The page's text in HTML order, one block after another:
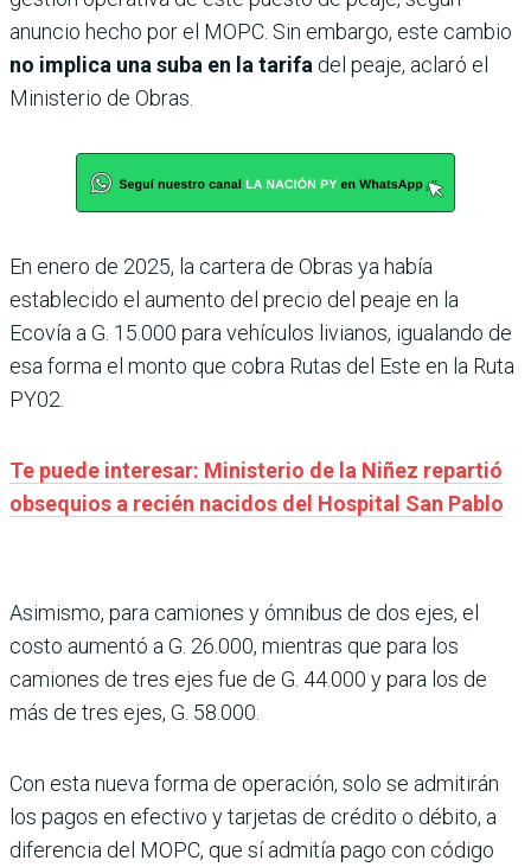
anuncio hecho por el MOPC. Sin embargo, este cambio
no implica una suba en la tarifa del peaje, aclaró el
Ministerio de Obras.
En enero de 2025, la cartera de Obras ya había
establecido el aumento del precio del peaje en la
Ecovía a G. 15.000 para vehículos livianos, igualando de
esa forma el monto que cobra Rutas del Este en la Ruta
PY02.
Te puede interesar: Ministerio de la Niñez repartió
obsequios a recién nacidos del Hospital San Pablo
Asimismo, para camiones y ómnibus de dos ejes, el
costo aumentó a G. 26.000, mientras que para los
camiones de tres ejes fue de G. 44.000 y para los de
más de tres ejes, G. 58.000.
Con esta nueva forma de operación, solo se admitirán
los pagos en efectivo y tarjetas de crédito o débito, a
diferencia del MOPC, que sí admitía pago con código